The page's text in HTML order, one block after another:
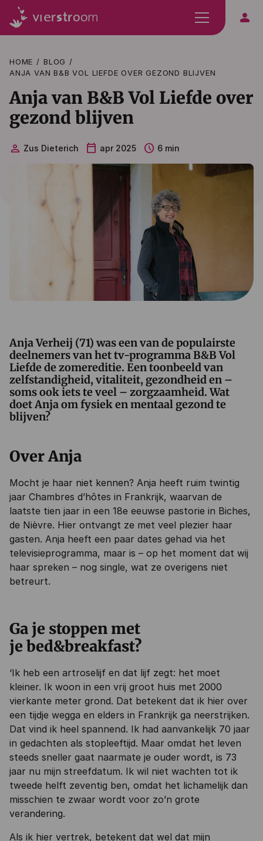
person
HOME
BLOG
ANJA VAN B&B VOL LIEFDE OVER GEZOND BLIJVEN
Anja van B&B Vol Liefde over
gezond blijven
person Zus Dieterich calendar_today apr 2025 schedule 6 min
Anja Verheij (71) was een van de populairste
deelnemers van het tv-programma B&B Vol
Liefde de zomereditie. Een toonbeeld van
zelfstandigheid, vitaliteit, gezondheid en –
soms ook iets te veel – zorgzaamheid. Wat
doet Anja om fysiek en mentaal gezond te
blijven?
Over Anja
Mocht je haar niet kennen? Anja heeft ruim twintig
jaar Chambres d’hôtes in Frankrijk, waarvan de
laatste tien jaar in een 18e eeuwse pastorie in Biches,
de Nièvre. Hier ontvangt ze met veel plezier haar
gasten. Anja heeft een paar dates gehad via het
televisieprogramma, maar is – op het moment dat wij
haar spreken – nog single, wat ze overigens niet
betreurt.
Ga je stoppen met
je bed&breakfast?
‘Ik heb een artroselijf en dat lijf zegt: het moet
kleiner. Ik woon in een vrij groot huis met 2000
vierkante meter grond. Dat betekent dat ik hier over
een tijdje wegga en elders in Frankrijk ga neerstrijken.
Dat vind ik heel spannend. Ik had aanvankelijk 70 jaar
in gedachten als stopleeftijd. Maar omdat het leven
steeds sneller gaat naarmate je ouder wordt, is 73
jaar nu mijn streefdatum. Ik wil niet wachten tot ik
tweede helft zeventig ben, omdat het lichamelijk dan
misschien te zwaar wordt voor zo’n grote
verandering.
Als ik hier vertrek, betekent dat wel dat mijn